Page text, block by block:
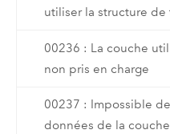
utiliser la structure
00236 : La couche
non pris en charge
00237 : Impossible
données de la couche